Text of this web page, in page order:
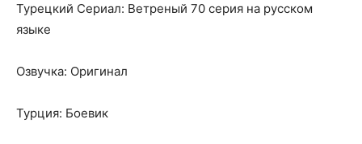
Турецкий Сериал: Ветреный 70 серия на русском
языке
Озвучка: Оригинал
Турция: Боевик